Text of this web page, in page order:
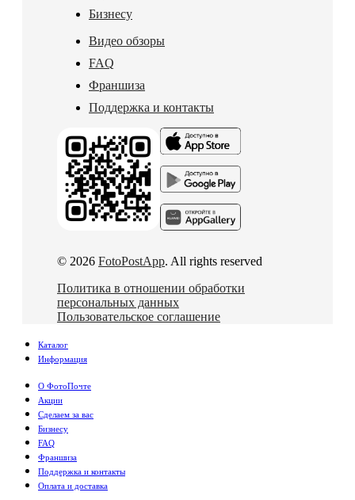
Бизнесу
Видео обзоры
FAQ
Франшиза
Поддержка и контакты
© 2026 FotoPostApp. All rights reserved
Политика в отношении обработки
персональных данных
Пользовательское соглашение
Каталог
Информация
О ФотоПочте
Акции
Сделаем за вас
Бизнесу
FAQ
Франшиза
Поддержка и контакты
Оплата и доставка